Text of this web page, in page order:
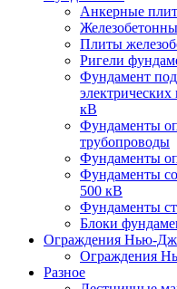
Анкерные
Плиты
Ригели
Фундамент
кВ
Фундаменты
трубопроводы
Фундаменты
Фундаменты
500 кВ
Фундаменты
Блоки
Ограждения Нью-
Ограждения
Разное